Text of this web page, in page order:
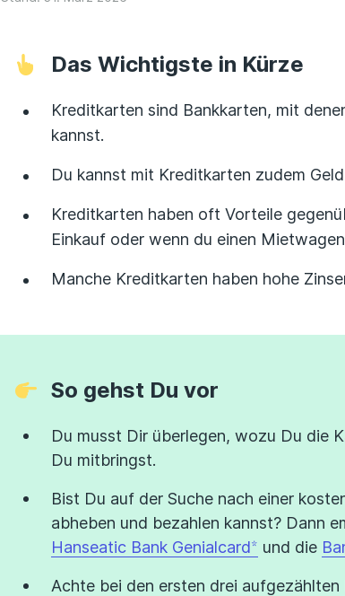
Das Wichtigste in Kürze
Kreditkarten sind Bankkarten, mit
kannst.
Du kannst mit Kreditkarten zudem
Kreditkarten haben oft Vorteile
Einkauf oder wenn du einen
Manche Kreditkarten haben hohe
So gehst Du vor
Du musst Dir überlegen, wozu Du die
Du mitbringst.
Bist Du auf der Suche nach einer
abheben und bezahlen kannst? Dann
Hanseatic Bank Genialcard
und die
Achte bei den ersten drei